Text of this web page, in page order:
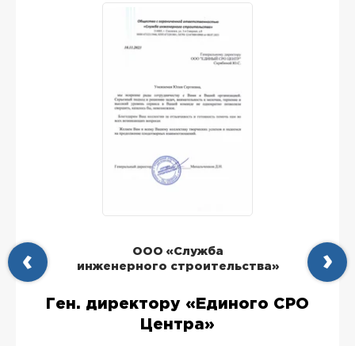
ООО «Служба
инженерного строительства»
Ген. директору «Единого СРО
Центра»